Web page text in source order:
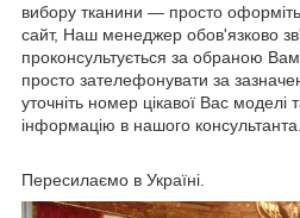
вибору тканини — просто
сайт, Наш менеджер обов'язково
проконсультується за обраною
просто зателефонувати за
уточніть номер цікавої Вас моделі
інформацію в нашого консультанта.
Пересилаємо в Україні.